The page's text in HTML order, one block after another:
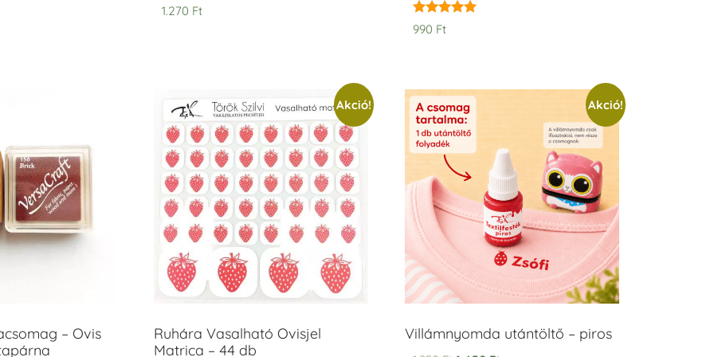
1.270 Ft
Értékelés:
5.00
990 Ft
– Ovis
Akció!
Ruhára Vasalható Ovisjel
Matrica – 44 db
Akció!
Villámnyomda utántöltő – piros